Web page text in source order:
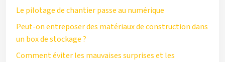
Le pilotage de chantier passe au numérique
Peut-on entreposer des matériaux de construction dans
un box de stockage ?
Comment éviter les mauvaises surprises et les